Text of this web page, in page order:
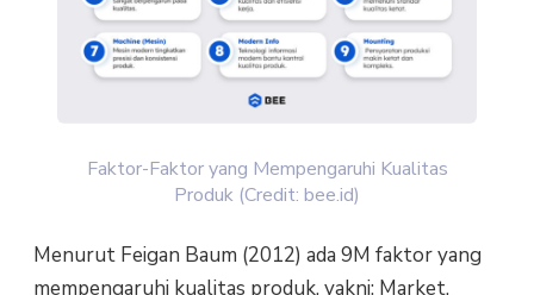
Faktor-Faktor yang Mempengaruhi Kualitas
Produk (Credit: bee.id)
Menurut Feigan Baum (2012) ada 9M faktor yang
mempengaruhi kualitas produk, yakni: Market,